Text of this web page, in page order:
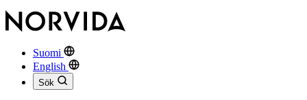
Suomi
English
Sök